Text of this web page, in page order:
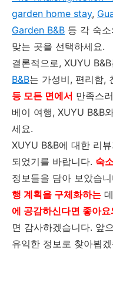
garden home stay,
Garden B&B 등 각 숙
맞는 곳을 선택하세요.
결론적으로, XUYU
B&B는 가성비, 편리함,
등 모든 면에서 만족스
베이 여행, XUYU B&B
세요.
XUYU B&B에 대한 리
되었기를 바랍니다. 숙
정보들을 담아 보았습
행 계획을 구체화하는
에 공감하신다면 좋아요
면 감사하겠습니다. 앞
유익한 정보로 찾아뵙